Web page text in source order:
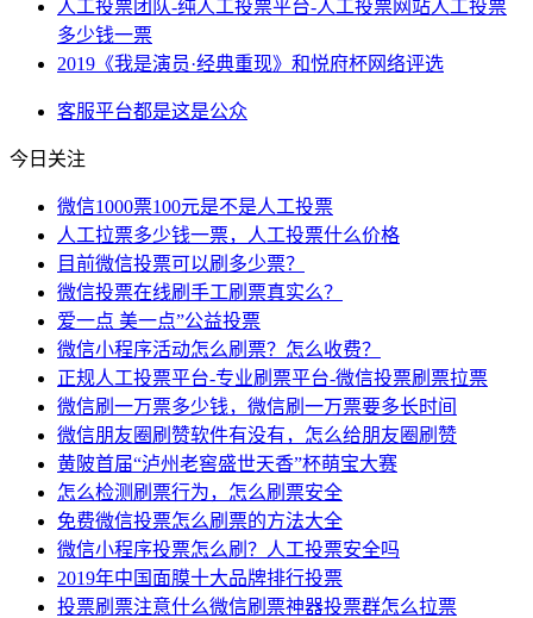
人工投票团队-纯人工投票平台-人工投票网站人工投票
多少钱一票
2019《我是演员·经典重现》和悦府杯网络评选
客服平台都是这是公众
今日关注
微信1000票100元是不是人工投票
人工拉票多少钱一票，人工投票什么价格
目前微信投票可以刷多少票？
微信投票在线刷手工刷票真实么？
爱一点 美一点”公益投票
微信小程序活动怎么刷票？怎么收费？
正规人工投票平台-专业刷票平台-微信投票刷票拉票
微信刷一万票多少钱，微信刷一万票要多长时间
微信朋友圈刷赞软件有没有，怎么给朋友圈刷赞
黄陂首届“泸州老窖盛世天香”杯萌宝大赛
怎么检测刷票行为，怎么刷票安全
免费微信投票怎么刷票的方法大全
微信小程序投票怎么刷？人工投票安全吗
2019年中国面膜十大品牌排行投票
投票刷票注意什么微信刷票神器投票群怎么拉票